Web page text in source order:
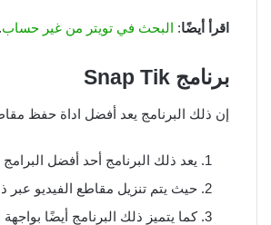
اقرأ أيضًا: البحث في تويتر من غير حساب.
برنامج Snap Tik
إن ذلك البرنامج يعد أفضل اداة حفظ
يعد ذلك البرنامج أحد أفضل
حيث يتم تنزيل مقاطع الفيديو عبر
كما يتميز ذلك البرنامج أيضًا